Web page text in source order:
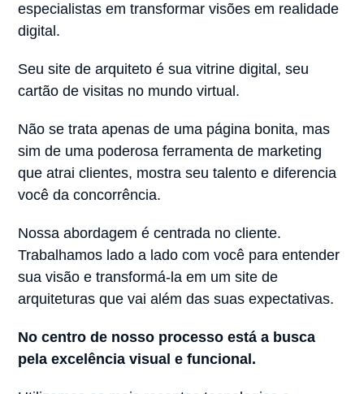
especialistas em transformar visões em realidade
digital.
Seu site de arquiteto é sua vitrine digital, seu
cartão de visitas no mundo virtual.
Não se trata apenas de uma página bonita, mas
sim de uma poderosa ferramenta de marketing
que atrai clientes, mostra seu talento e diferencia
você da concorrência.
Nossa abordagem é centrada no cliente.
Trabalhamos lado a lado com você para entender
sua visão e transformá-la em um site de
arquiteturas que vai além das suas expectativas.
No centro de nosso processo está a busca
pela excelência visual e funcional.